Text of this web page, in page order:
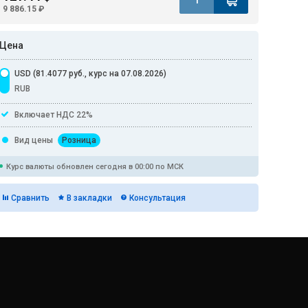
9 886.15 ₽
Цена
USD (81.4077 руб., курс на 07.08.2026)
RUB
Включает НДС 22%
Вид цены Розница
Курс валюты обновлен сегодня в 00:00 по МСК
Сравнить В закладки Консультация